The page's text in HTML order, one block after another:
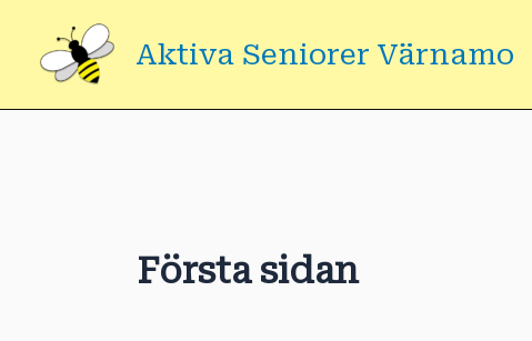
innehåll
Aktiva Seniorer Värnamo
Första sidan